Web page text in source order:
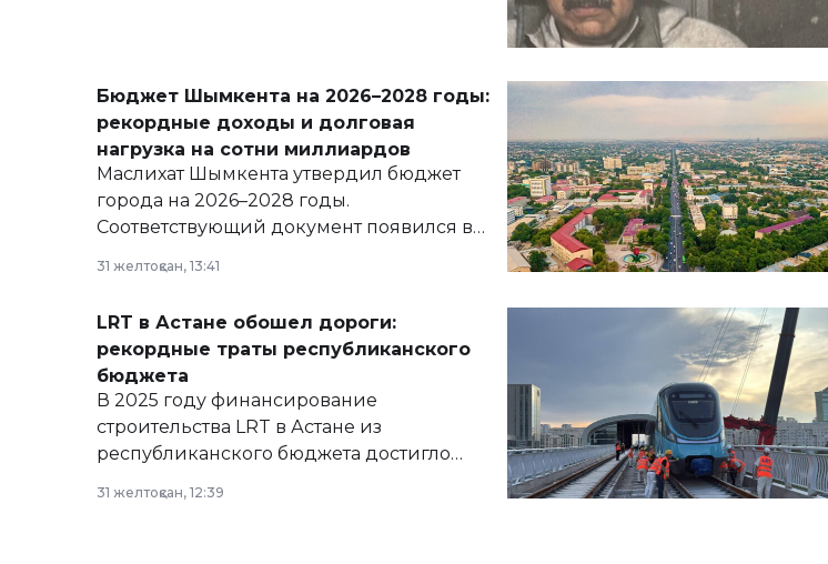
Бюджет Шымкента на 2026–2028 годы:
рекордные доходы и долговая
нагрузка на сотни миллиардов
Маслихат Шымкента утвердил бюджет
города на 2026–2028 годы.
Соответствующий документ появился в
сайте маслихат города.
31 желтоқсан, 13:41
LRT в Астане обошел дороги:
рекордные траты республиканского
бюджета
В 2025 году финансирование
строительства LRT в Астане из
республиканского бюджета достигло
31 желтоқсан, 12:39